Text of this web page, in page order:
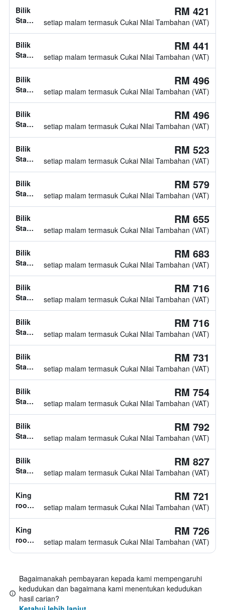
katil
double
Bilik
Standard,
katil
double
RM 421
setiap malam termasuk Cukai Nilai Tambahan (VAT)
Bilik
Standard,
katil
tidak
diketahui
RM 441
setiap malam termasuk Cukai Nilai Tambahan (VAT)
Bilik
Standard,
katil
tidak
diketahui
RM 496
setiap malam termasuk Cukai Nilai Tambahan (VAT)
Bilik
Standard,
katil
tidak
diketahui
RM 496
setiap malam termasuk Cukai Nilai Tambahan (VAT)
Bilik
Standard,
katil
tidak
diketahui
RM 523
setiap malam termasuk Cukai Nilai Tambahan (VAT)
Bilik
Standard,
katil
tidak
diketahui
RM 579
setiap malam termasuk Cukai Nilai Tambahan (VAT)
Bilik
Standard,
katil
tidak
diketahui
RM 655
setiap malam termasuk Cukai Nilai Tambahan (VAT)
Bilik
Standard,
katil
tidak
diketahui
RM 683
setiap malam termasuk Cukai Nilai Tambahan (VAT)
Bilik
Standard,
katil
tidak
diketahui
RM 716
setiap malam termasuk Cukai Nilai Tambahan (VAT)
Bilik
Standard,
katil
tidak
diketahui
RM 716
setiap malam termasuk Cukai Nilai Tambahan (VAT)
Bilik
Standard,
katil
tidak
diketahui
RM 731
setiap malam termasuk Cukai Nilai Tambahan (VAT)
Bilik
Standard,
katil
tidak
diketahui
RM 754
setiap malam termasuk Cukai Nilai Tambahan (VAT)
Bilik
Standard,
katil
tidak
diketahui
RM 792
setiap malam termasuk Cukai Nilai Tambahan (VAT)
Bilik
Standard,
katil
tidak
diketahui
RM 827
setiap malam termasuk Cukai Nilai Tambahan (VAT)
King
room,
katil
sofa
RM 721
setiap malam termasuk Cukai Nilai Tambahan (VAT)
King
room,
RM 726
setiap malam termasuk Cukai Nilai Tambahan (VAT)
Bagaimanakah pembayaran kepada kami mempengaruhi
kedudukan dan bagaimana kami menentukan kedudukan
hasil carian?